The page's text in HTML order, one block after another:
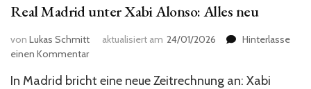
Real Madrid unter Xabi Alonso: Alles neu
von Lukas Schmitt aktualisiert am 24/01/2026
Hinterlasse
einen Kommentarzu
Madrid
In Madrid bricht eine neue Zeitrechnung an: Xabi